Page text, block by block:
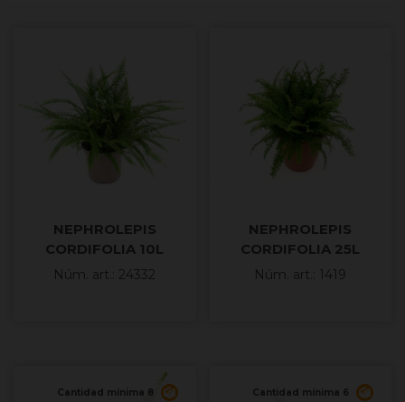
NEPHROLEPIS
CORDIFOLIA 10L
Núm. art.: 24332
NEPHROLEPIS
CORDIFOLIA 25L
Núm. art.: 1419
Cantidad mínima 8 Cantidad mínima 6